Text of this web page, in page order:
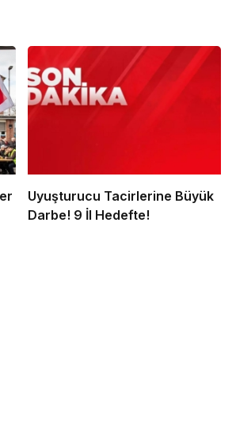
Uyuşturucu Tacirlerine Büyük
Darbe! 9 İl Hedefte!